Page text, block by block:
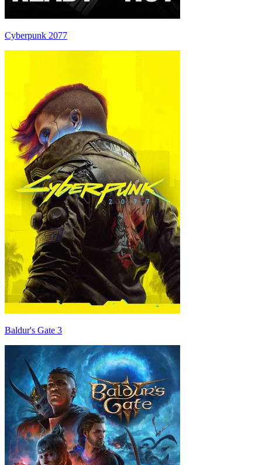
Cyberpunk 2077
Baldur's Gate 3